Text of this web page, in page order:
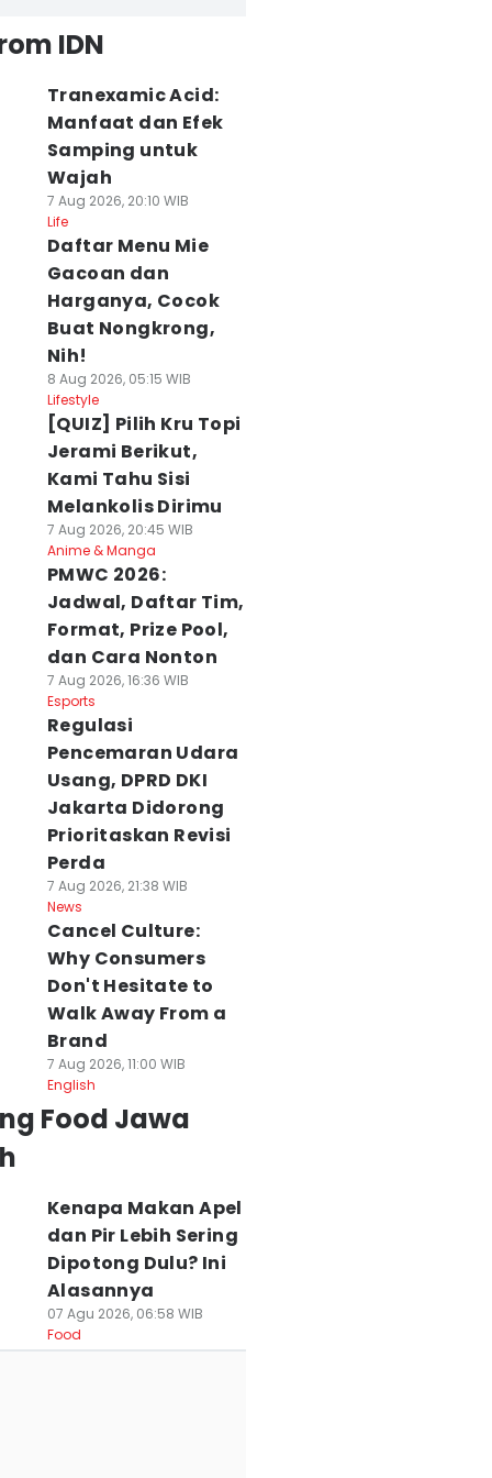
IDN
Tranexamic Acid:
Manfaat dan Efek
Samping untuk
Wajah
7 Aug 2026, 20:10 WIB
Life
Daftar Menu Mie
Gacoan dan
Harganya, Cocok
Buat Nongkrong,
Nih!
8 Aug 2026, 05:15 WIB
Lifestyle
[QUIZ] Pilih Kru Topi
Jerami Berikut,
Kami Tahu Sisi
Melankolis Dirimu
7 Aug 2026, 20:45 WIB
Anime & Manga
PMWC 2026:
Jadwal, Daftar Tim,
Format, Prize Pool,
dan Cara Nonton
7 Aug 2026, 16:36 WIB
Esports
Regulasi
Pencemaran Udara
Usang, DPRD DKI
Jakarta Didorong
Prioritaskan Revisi
Perda
7 Aug 2026, 21:38 WIB
News
Cancel Culture:
Why Consumers
Don't Hesitate to
Walk Away From a
Brand
7 Aug 2026, 11:00 WIB
English
Food Jawa
Kenapa Makan Apel
dan Pir Lebih Sering
Dipotong Dulu? Ini
Alasannya
07 Agu 2026, 06:58 WIB
Food